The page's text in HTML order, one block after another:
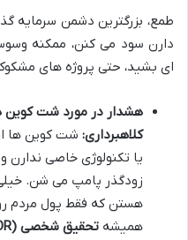
طمع، بزرگترین دشمن سرمایه
دارن سود می کنن، ممکنه
ای بشید، حتی پروژه های
کلاهبرداری: شت کوین ها
یا تکنولوژی خاصی
زودگذر پامپ می شن. خیلی
هستن که فقط پول مردم
همیشه تحقیق شخصی (DYOR)